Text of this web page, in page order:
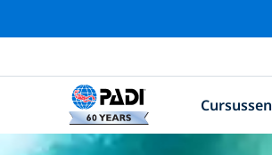
Cursussen